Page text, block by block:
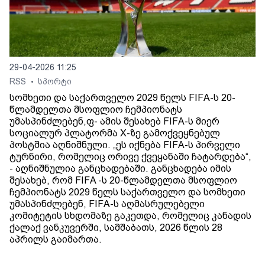
29-04-2026 11:25
RSS
• სპორტი
სომხეთი და საქართველო 2029 წელს FIFA-ს 20-
წლამდელთა მსოფლიო ჩემპიონატს
უმასპინძლებენ,ფ- ამის შესახებ FIFA-ს მიერ
სოციალურ პლატორმა X-ზე გამოქვეყნებულ
პოსტშია აღნიშნული. „ეს იქნება FIFA-ს პირველი
ტურნირი, რომელიც ორივე ქვეყანაში ჩატარდება“,
- აღნიშნულია განცხადებაში. განცხადება იმის
შესახებ, რომ FIFA -ს 20-წლამდელთა მსოფლიო
ჩემპიონატს 2029 წელს საქართველო და სომხეთი
უმასპინძლებენ, FIFA-ს აღმასრულებელი
კომიტეტის სხდომაზე გაკეთდა, რომელიც კანადის
ქალაქ ვანკუვერში, სამშაბათს, 2026 წლის 28
აპრილს გაიმართა.